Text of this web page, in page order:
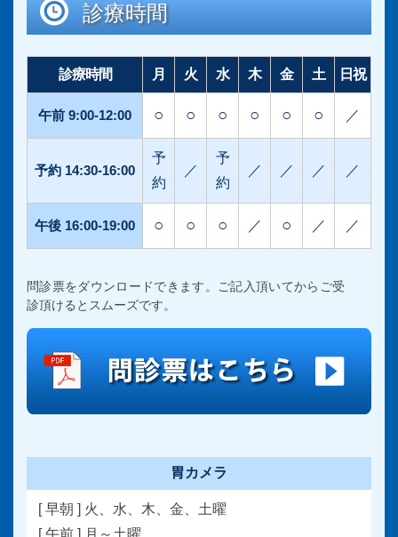
診療時間
診療時間 月 火 水 木 金 土 日祝
午前 9:00-12:00 ○ ○ ○ ○ ○ ○ ／
予約 14:30-16:00
予
約
／
予
約
／ ／ ／ ／
午後 16:00-19:00 ○ ○ ○ ／ ○ ／ ／
問診票をダウンロードできます。ご記入頂いてからご受
診頂けるとスムーズです。
胃カメラ
[ 早朝 ] 火、水、木、金、土曜